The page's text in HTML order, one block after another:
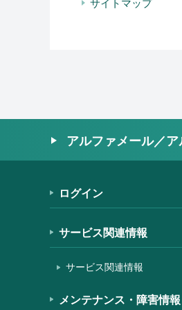
サイトマップ
アルファメール／
ログイン
サービス関連情報
サービス関連情報
メンテナンス・障害情報